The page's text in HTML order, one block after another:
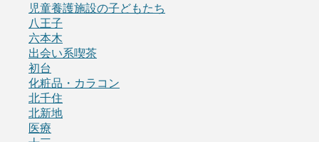
児童養護施設の子どもたち
八王子
六本木
出会い系喫茶
初台
化粧品・カラコン
北千住
北新地
医療